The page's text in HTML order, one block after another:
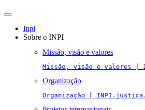
Toggle
navigation
Inpi
Sobre o INPI
Missão, visão e valores
Missão, visão e valores |
Organização
Organização |